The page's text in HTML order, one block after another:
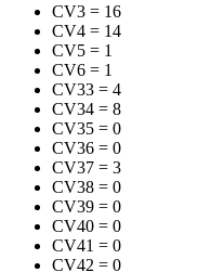
CV3 = 16
CV4 = 14
CV5 = 1
CV6 = 1
CV33 = 4
CV34 = 8
CV35 = 0
CV36 = 0
CV37 = 3
CV38 = 0
CV39 = 0
CV40 = 0
CV41 = 0
CV42 = 0